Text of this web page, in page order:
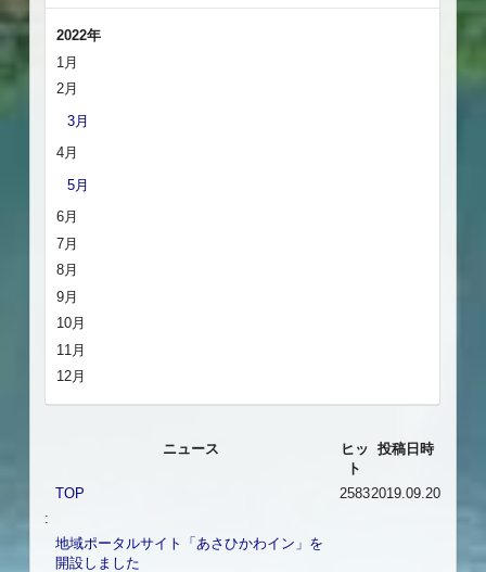
2022年
1月
2月
3月
4月
5月
6月
7月
8月
9月
10月
11月
12月
ニュース
ヒッ
ト
投稿日時
TOP
:
地域ポータルサイト「あさひかわイン」を
開設しました
25832019.09.20